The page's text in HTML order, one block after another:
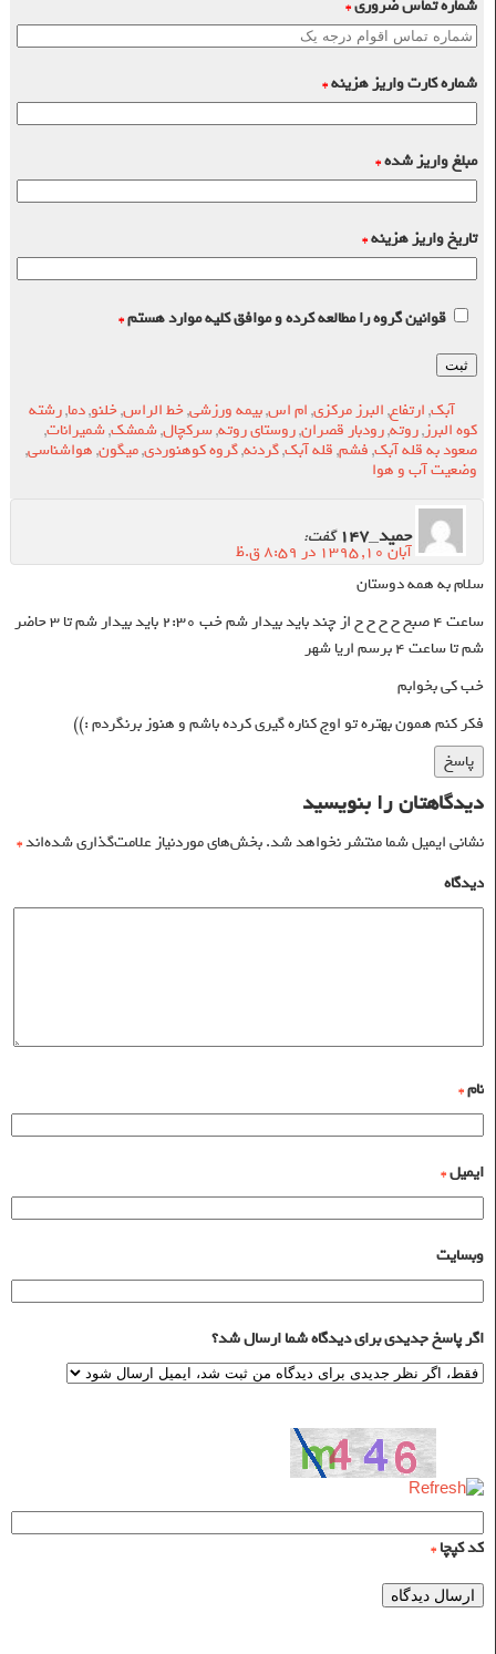
شماره تماس ضروری*
شماره کارت واریز هزینه*
مبلغ واریز شده*
تاریخ واریز هزینه*
قوانین گروه را مطالعه کرده و موافق کلیه موارد هستم*
آبک,ارتفاع,البرز مرکزی,ام اس,بیمه ورزشی,خط الراس,خلنو,دما,رشته
کوه البرز,روته,رودبار قصران,روستای روته,سرکچال,شمشک,شمیرانات,
صعود به قله آبک,فشم,قله آبک,گردنه,گروه کوهنوردی,میگون,هواشناسی,
وضعیت آب و هوا
حميد_147 گفت:
آبان ۱۰, ۱۳۹۵ در ۸:۵۹ ق.ظ
سلام به همه دوستان
ساعت ۴ صبح ح ح ح ح از چند باید بیدار شم خب ۲:۳۰ باید بیدار شم تا ۳ حاضر
شم تا ساعت ۴ برسم اریا شهر
خب کی بخوابم
فکر کنم همون بهتره تو اوج کناره گیری کرده باشم و هنوز برنگردم :))
پاسخ
دیدگاهتان را بنویسید
نشانی ایمیل شما منتشر نخواهد شد.بخش‌های موردنیاز علامت‌گذاری شده‌اند*
دیدگاه
نام*
ایمیل*
وبسایت
اگر پاسخ جدیدی برای دیدگاه شما ارسال شد؟
کد کپچا*